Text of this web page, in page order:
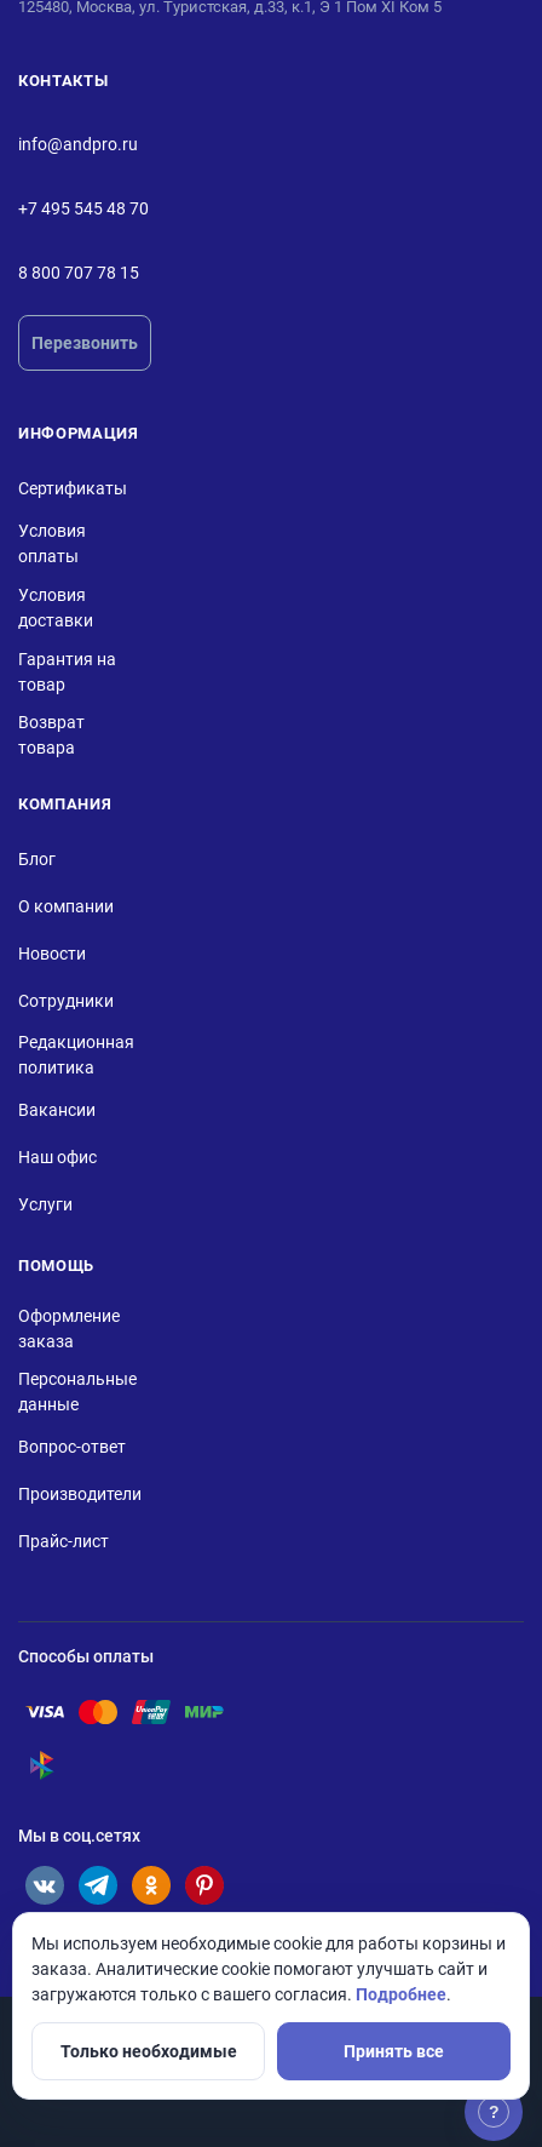
125480, Москва, ул. Туристская, д.33, к.1, Э 1 Пом XI Ком 5
КОНТАКТЫ
info@andpro.ru
+7 495 545 48 70
8 800 707 78 15
Перезвонить
ИНФОРМАЦИЯ
Сертификаты
Условия
оплаты
Условия
доставки
Гарантия на
товар
Возврат
товара
КОМПАНИЯ
Блог
О компании
Новости
Сотрудники
Редакционная
политика
Вакансии
Наш офис
Услуги
ПОМОЩЬ
Оформление
заказа
Персональные
данные
Вопрос-ответ
Производители
Прайс-лист
Способы оплаты
Помощь по оплате Visa
Помощь по оплате Mastercard
Помощь по оплате UnionPay
Помощь по оплате Мир
Помощь по оплате СБП
Мы в соц.сетях
© 2026 ANDPRO / ООО «АНД-Системс»
?
Мы используем необходимые cookie для работы корзины и
заказа. Аналитические cookie помогают улучшать сайт и
загружаются только с вашего согласия. Подробнее.
Только необходимые Принять все